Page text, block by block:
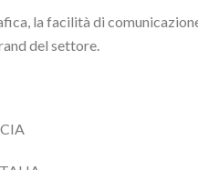
la facilità di
del settore.